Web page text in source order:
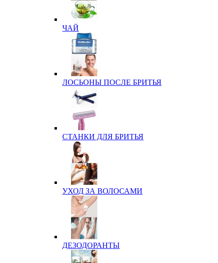
ЧАЙ
ЛОСЬОНЫ ПОСЛЕ БРИТЬЯ
СТАНКИ ДЛЯ БРИТЬЯ
УХОД ЗА ВОЛОСАМИ
ДЕЗОДОРАНТЫ